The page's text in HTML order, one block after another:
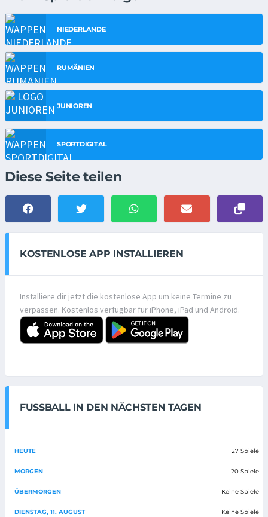
NIEDERLANDE
RUMÄNIEN
JUNIOREN
SPORTDIGITAL
Diese Seite teilen
KOSTENLOSE APP INSTALLIEREN
Installiere dir jetzt die kostenlose App um keine Termine zu
verpassen. Kostenlos verfügbar für iPhone, iPad und Android.
FUSSBALL IN DEN NÄCHSTEN TAGEN
HEUTE 27 Spiele
MORGEN 20 Spiele
ÜBERMORGEN Keine Spiele
DIENSTAG, 11. AUGUST Keine Spiele